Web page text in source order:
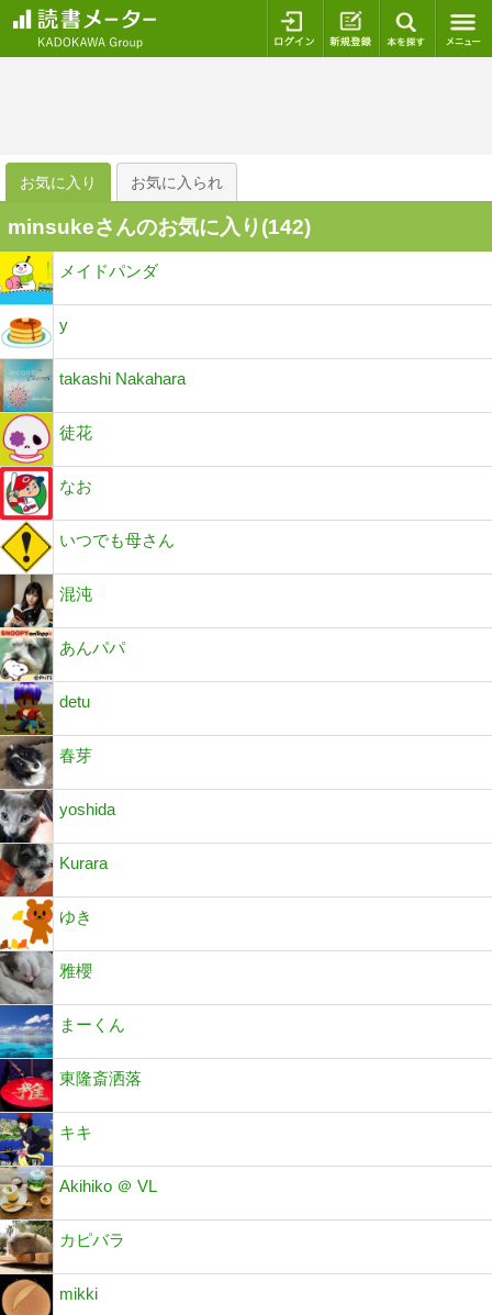
ログイン 新規登録
お気に入り お気に入られ
minsukeさんのお気に入り(142)
メイドパンダ
y
takashi Nakahara
徒花
なお
いつでも母さん
混沌
あんパパ
detu
春芽
yoshida
Kurara
ゆき
雅櫻
まーくん
東隆斎洒落
キキ
Akihiko ＠ VL
カピバラ
mikki